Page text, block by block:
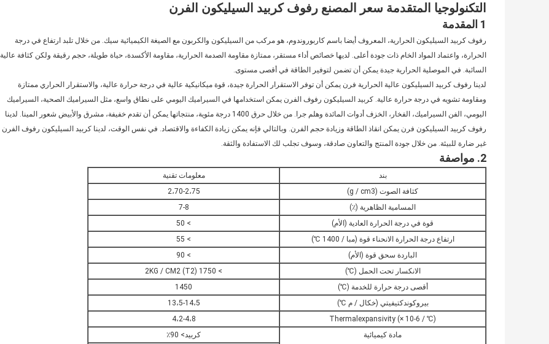
التكنولوجيا المتقدمة سعر المصنع رفوف كربيد السيليكون الفرن
1 المقدمة
رفوف كربيد السيليكون الحرارية، المعروف أيضا باسم كاربوروندوم، هو مركب من السيليكون والكربون مع الصيغة الكيميائية سيك. من خلال تلبد ارتفاع في درجة
الحرارة، واعتماد المواد الخام ذات جودة أعلى. لديها خصائص أداء مستقر، ممتازة مقاومة الصدمة الحرارية، مقاومة الأكسدة، حياة طويلة، حجم رقيقة ولكن كثافة عالية
السائبة. في الموصلية الحرارية جيدة يمكن أن تضمن لتوفير الطاقة في أقصى مستوى.
لدينا رفوف كربيد السيليكون عالية الحرارية فرن يمكن أن توفر الاستقرار الحرارة جيدة، قوة ميكانيكية عالية في درجة حرارة عالية، والاستقرار الحراري ممتازة
ومقاومة تشويه في درجة حرارة عالية. كربيد السيليكون رفوف الفرن يمكن استخدامها في السيراميك اليومي على نطاق واسع، مثل السيراميك الصحية، السيراميك
اليومي، الفن السيراميك، الفخار، الخزف أدوات المائدة وهلم جرا. من خلال حرق 1400 درجة مئوية، منتجاتها يمكن أن تقدم خفيفة، مشرق والأبيض شعور المينا. لدينا
رفوف كربيد السيليكون فرن يمكن انقاذ الطاقة وزيادة حجم الفرن. وبالتالي فإنه يمكن زيادة الكفاءة والاقتصاد. في نفس الوقت، لدينا كربيد السيليكون رفوف الفرن
غير ضارة للبيئة. من خلال جودة المنتج والتعاون صادقة، وسوف تجلب لك الاستفادة والثقة.
2. مواصفة
بند
معلومات تقنية
كثافة الصوت (g / cm3)
2،70-2،75
المسامية الظاهرية (٪)
7-8
قوة في درجة الحرارة العادية (الأم)
> 50
ارتفاع درجة الحرارة الانحناء قوة (مبا / 1400 ℃)
> 55
الباردة سحق قوة (الأم)
> 90
الانكسار تحت الحمل (℃)
> 1750 (T2) 2KG / CM2
أقصى درجة حرارة للخدمة (℃)
1450
بيروكوندكتيفيتي (خكال / م ℃)
13،5-14،5
Thermalexpansivity (× 10-6 / ℃)
4،2-4،8
مادة كيميائية
كربيد> 90٪